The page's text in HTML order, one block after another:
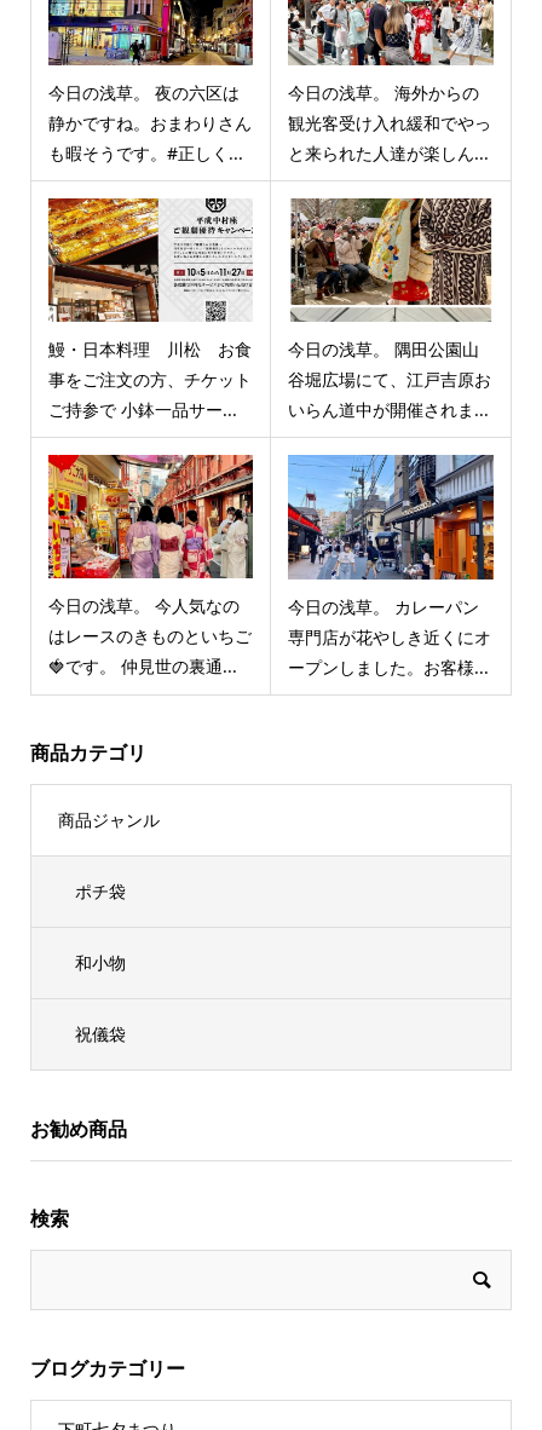
今日の浅草。 夜の六区は
静かですね。おまわりさん
も暇そうです。#正しく...
今日の浅草。 海外からの
観光客受け入れ緩和でやっ
と来られた人達が楽しん...
鰻・日本料理 川松 お食
事をご注文の方、チケット
ご持参で 小鉢一品サー...
今日の浅草。 隅田公園山
谷堀広場にて、江戸吉原お
いらん道中が開催されま...
今日の浅草。 今人気なの
はレースのきものといちご
🍓です。 仲見世の裏通...
今日の浅草。 カレーパン
専門店が花やしき近くにオ
ープンしました。お客様...
商品カテゴリ
商品ジャンル
ポチ袋
和小物
祝儀袋
お勧め商品
検索
ブログカテゴリー